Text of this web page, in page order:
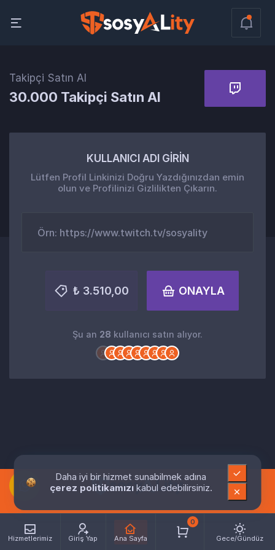
Hizmetlerimiz Giriş Yap Ana Sayfa
0
Gece/Gündüz
Takipçi Satın Al
30.000 Takipçi Satın Al
KULLANICI ADI GİRİN
Lütfen Profil Linkinizi Doğru Yazdığınızdan emin
olun ve Profilinizi Gizlilikten Çıkarın.
₺ 3.510,00 ONAYLA
Şu an 28 kullanıcı satın alıyor.
Daha iyi bir hizmet sunabilmek adına
çerez politikamızı kabul edebilirsiniz.